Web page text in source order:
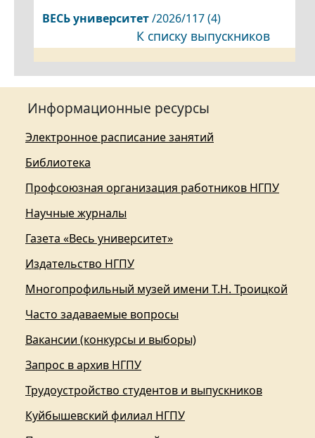
ВЕСЬуниверситет/2026/117 (4)
К списку выпускников
Информационные ресурсы
Электронное расписание занятий
Библиотека
Профсоюзная организация работников НГПУ
Научные журналы
Газета «Весь университет»
Издательство НГПУ
Многопрофильный музей имени Т.Н. Троицкой
Часто задаваемые вопросы
Вакансии (конкурсы и выборы)
Запрос в архив НГПУ
Трудоустройство студентов и выпускников
Куйбышевский филиал НГПУ